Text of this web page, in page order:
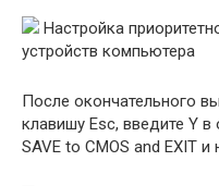
Настройка
устройств компьютера
После окончательного
клавишу Esc, введите Y
SAVE to CMOS and EXIT и